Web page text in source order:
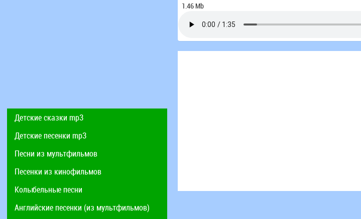
Детские сказки mp3
Детские песенки mp3
Песни из мультфильмов
Песенки из кинофильмов
Колыбельные песни
Английские песенки (из мультфильмов)
1.46 Mb